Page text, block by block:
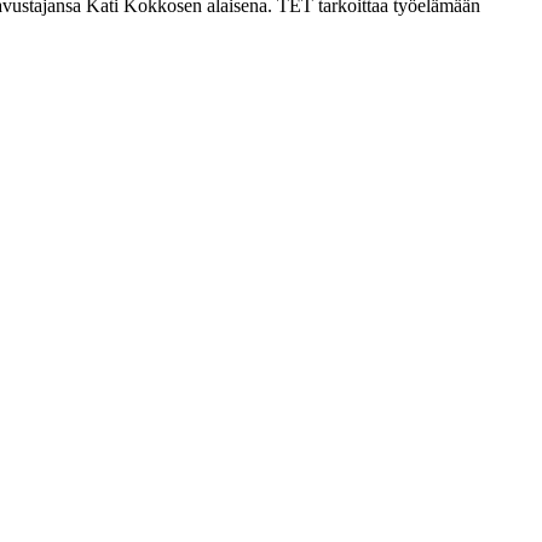
Kati Kokkosen alaisena. TET tarkoittaa työelämään